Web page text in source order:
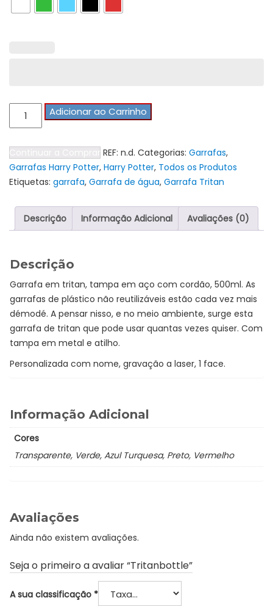
Quantidade
de
Adicionar ao Carrinho
Continuar a Comprar REF: n.d. Categorias: Garrafas,
Garrafas Harry Potter, Harry Potter, Todos os Produtos
Etiquetas: garrafa, Garrafa de água, Garrafa Tritan
Descrição Informação Adicional Avaliações (0)
Descrição
Garrafa em tritan, tampa em aço com cordão, 500ml. As
garrafas de plástico não reutilizáveis estão cada vez mais
démodé. A pensar nisso, e no meio ambiente, surge esta
garrafa de tritan que pode usar quantas vezes quiser. Com
tampa em metal e atilho.
Personalizada com nome, gravação a laser, 1 face.
Informação Adicional
Cores
Transparente, Verde, Azul Turquesa, Preto, Vermelho
Avaliações
Ainda não existem avaliações.
Seja o primeiro a avaliar “Tritanbottle”
A sua classificação *